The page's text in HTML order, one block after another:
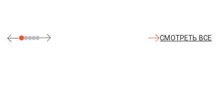
СМОТРЕТЬ ВСЕ